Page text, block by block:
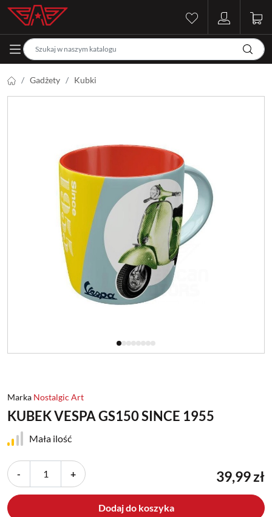
Gadżety Kubki
Marka Nostalgic Art
KUBEK VESPA GS150 SINCE 1955
Mała ilość
- + 39,99 zł
Dodaj do koszyka